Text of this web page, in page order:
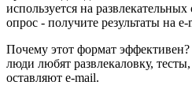
используется на
опрос - получите результаты на e-
Почему этот формат
люди любят развлекаловку,
оставляют e-mail.